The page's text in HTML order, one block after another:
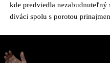
kde predviedla
diváci spolu s porotou